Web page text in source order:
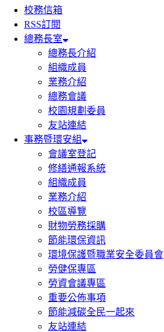
校務信箱
RSS訂閱
總務長室
總務長介紹
組織成員
業務介紹
總務會議
校園規劃委員
友站連結
事務暨環安組
會議室登記
修繕通報系統
組織成員
業務介紹
校區導覽
財物勞務採購
節能環保資訊
環境保護暨職業安全委員會
勞健保專區
勞資會議專區
重要公佈事項
節能減碳全民一起來
友站連結